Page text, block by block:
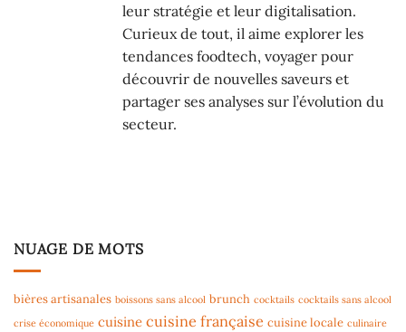
leur stratégie et leur digitalisation.
Curieux de tout, il aime explorer les
tendances foodtech, voyager pour
découvrir de nouvelles saveurs et
partager ses analyses sur l’évolution du
secteur.
NUAGE DE MOTS
bières artisanales boissons sans alcool brunch cocktails cocktails sans alcool
crise économique cuisine cuisine française cuisine locale culinaire